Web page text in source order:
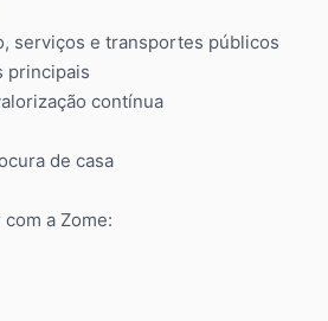
serviços e transportes públicos
principais
contínua
de casa
a Zome: